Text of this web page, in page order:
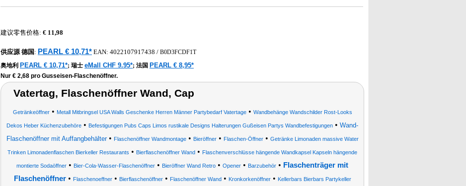
建议零售价格: € 11,98
供应源 德国 : PEARL € 10,71* EAN: 4022107917438 / B0D3FCDF1T
奥地利 PEARL € 10,71*; 瑞士 eMall CHF 9.95*; 法国 PEARL € 8,95*
Nur € 2,68 pro Gusseisen-Flaschenöffner.
Vatertag, Flaschenöffner Wand, Cap
Getränkeöffner• Metall Mitbringsel USA Walls Geschenke Herren Männer Partybedarf Vatertage• Wandbehänge Wandschilder Rost-Looks
Dekos Heber Küchenzubehöre • Befestigungen Pubs Caps Limos rustikale Designs Halterungen Gußeisen Partys Wandbefestigungen • Wand-
Flaschenöffner mit Auffangbehälter• Flaschenöffner Wandmontage• Bieröffner• Flaschen-Öffner• Getränke Limonaden massive Water
Trinken Limonadenflaschen Bierkeller Restaurants • Bierflaschenöffner Wand • Flaschenverschlüsse hängende Wandkapsel Kapseln hängende
montierte Sodaöffner • Bier-Cola-Wasser-Flaschenöffner • Bieröffner Wand Retro • Opener • Barzubehör • Flaschenträger mit
Flaschenöffner• Flaschenoeffner• Bierflaschenöffner• Flaschenöffner Wand• Kronkorkenöffner• Kellerbars Bierbars Partykeller